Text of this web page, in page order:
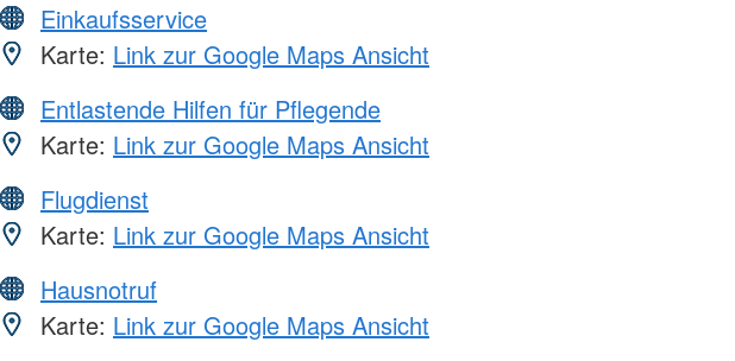
Einkaufsservice
Karte: Link zur Google Maps Ansicht
Entlastende Hilfen für Pflegende
Karte: Link zur Google Maps Ansicht
Flugdienst
Karte: Link zur Google Maps Ansicht
Hausnotruf
Karte: Link zur Google Maps Ansicht